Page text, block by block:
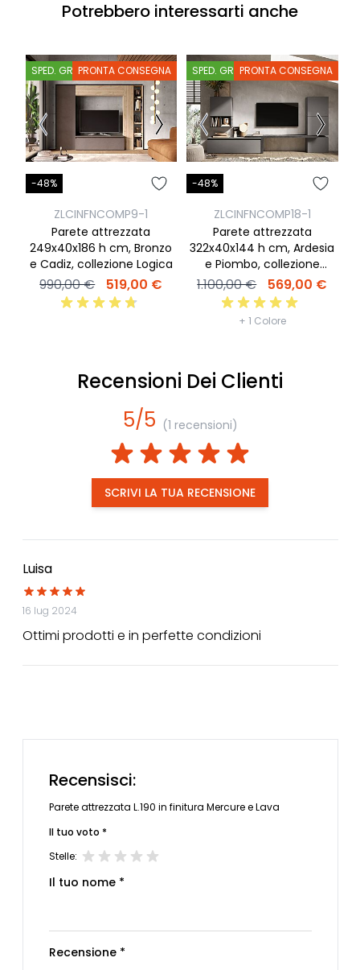
Potrebbero interessarti anche
SPED. GRATISPRONTA CONSEGNA
-48%
ZLCINFNCOMP9-1
Parete attrezzata
249x40x186 h cm, Bronzo
e Cadiz, collezione Logica
990,00 € 519,00 €
SPED. GRATISPRONTA CONSEGNA
-48%
ZLCINFNCOMP18-1
Parete attrezzata
322x40x144 h cm, Ardesia
e Piombo, collezione
Logica
1.100,00 € 569,00 €
+ 1 Colore
Recensioni Dei Clienti
5/5 (1 recensioni)
SCRIVI LA TUA RECENSIONE
Luisa
16 lug 2024
Ottimi prodotti e in perfette condizioni
Recensisci:
Parete attrezzata L.190 in finitura Mercure e Lava
Il tuo voto *
Stelle:
Il tuo nome *
Recensione *